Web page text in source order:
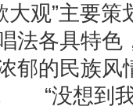
观”主要策
法各具特色
郁的民族风
, “没想到